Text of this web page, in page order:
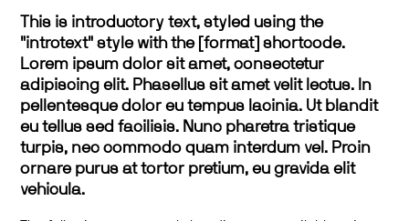
This is introductory text, styled using the
"introtext" style with the [format] shortcode.
Lorem ipsum dolor sit amet, consectetur
adipiscing elit. Phasellus sit amet velit lectus. In
pellentesque dolor eu tempus lacinia. Ut blandit
eu tellus sed facilisis. Nunc pharetra tristique
turpis, nec commodo quam interdum vel. Proin
ornare purus at tortor pretium, eu gravida elit
vehicula.